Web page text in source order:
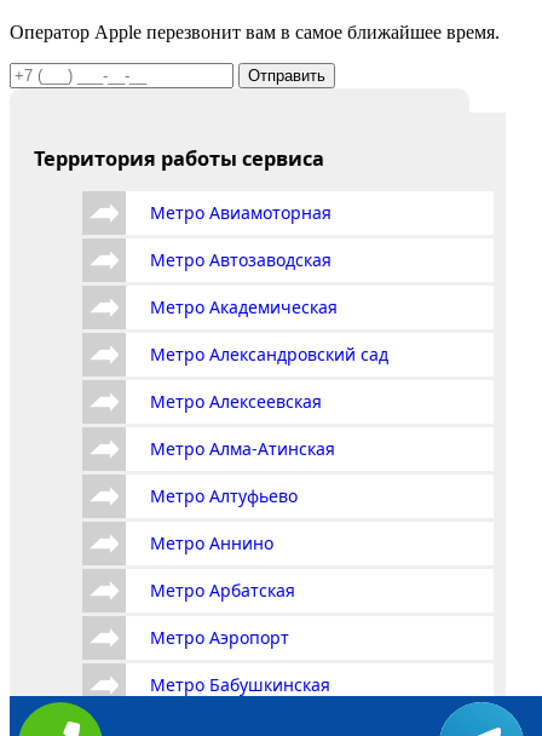
Оператор Apple перезвонит вам в самое ближайшее время.
Отправить
Территория работы сервиса
Метро Авиамоторная
Метро Автозаводская
Метро Академическая
Метро Александровский сад
Метро Алексеевская
Метро Алма-Атинская
Метро Алтуфьево
Метро Аннино
Метро Арбатская
Метро Аэропорт
Метро Бабушкинская